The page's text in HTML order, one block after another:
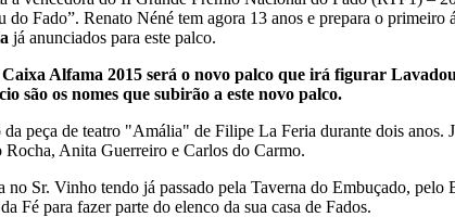
do Fado”. Renato Néné tem agora 13 anos e prepara o
já anunciados para este palco.
Caixa Alfama 2015 será o novo palco que irá figurar
são os nomes que subirão a este novo palco.
peça de teatro "Amália" de Filipe La Feria durante dois anos.
Anita Guerreiro e Carlos do Carmo.
no Sr. Vinho tendo já passado pela Taverna do Embuçado,
Fé para fazer parte do elenco da sua casa de Fados.